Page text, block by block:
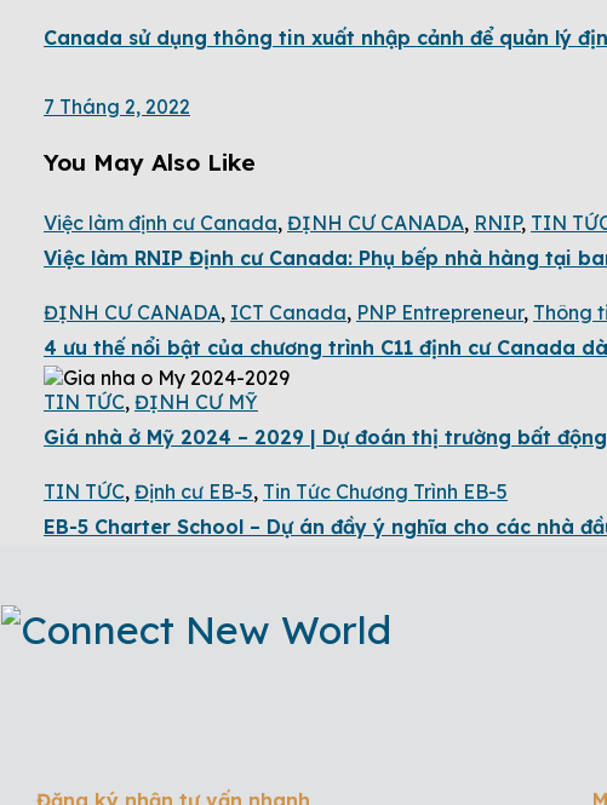
Canada sử dụng thông tin xuất nhập cảnh để quản lý
7 Tháng 2, 2022
You May Also Like
Việc làm định cư Canada, ĐỊNH CƯ CANADA, RNIP, TIN
Việc làm RNIP Định cư Canada: Phụ bếp nhà hàng tại
ĐỊNH CƯ CANADA, ICT Canada, PNP Entrepreneur, Thông
4 ưu thế nổi bật của chương trình C11 định cư Canada
TIN TỨC, ĐỊNH CƯ MỸ
Giá nhà ở Mỹ 2024 – 2029 | Dự đoán thị trường bất
TIN TỨC, Định cư EB-5, Tin Tức Chương Trình EB-5
EB-5 Charter School – Dự án đầy ý nghĩa cho các nhà